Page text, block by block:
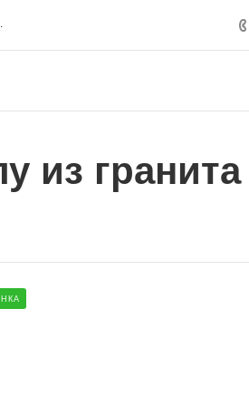
222Б
из гранита
Размер